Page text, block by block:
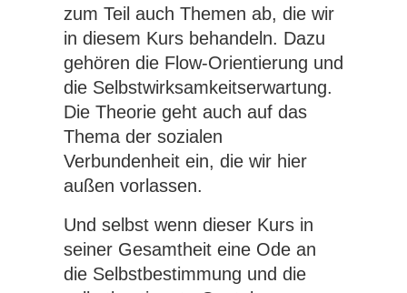
zum Teil auch Themen ab, die wir
in diesem Kurs behandeln. Dazu
gehören die Flow-Orientierung und
die Selbstwirksamkeitserwartung.
Die Theorie geht auch auf das
Thema der sozialen
Verbundenheit ein, die wir hier
außen vorlassen.
Und selbst wenn dieser Kurs in
seiner Gesamtheit eine Ode an
die Selbstbestimmung und die